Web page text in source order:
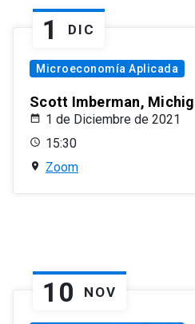
1 DIC
Microeconomía Aplicada
Scott Imberman,
1 de Diciembre de 2021
15:30
Zoom
10 NOV